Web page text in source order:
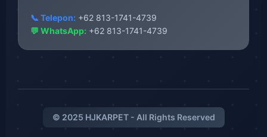
📞 Telepon: +62 813-1741-4739
💬 WhatsApp: +62 813-1741-4739
© 2025 HJKARPET - All Rights Reserved